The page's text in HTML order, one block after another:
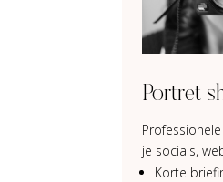
Portret
je socials,
Korte